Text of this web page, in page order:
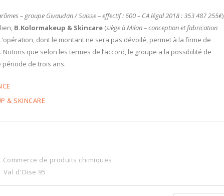
– groupe Givaudan / Suisse – effectif : 600 – CA légal 2018 : 353 487 255€)
B.Kolormakeup & Skincare (siège à Milan – conception et fabrication
dont le montant ne sera pas dévoilé, permet à la firme de
que selon les termes de l’accord, le groupe a la possibilité de
de trois ans.
& SKINCARE
Commerce de produits chimiques
Val d'Oise 95